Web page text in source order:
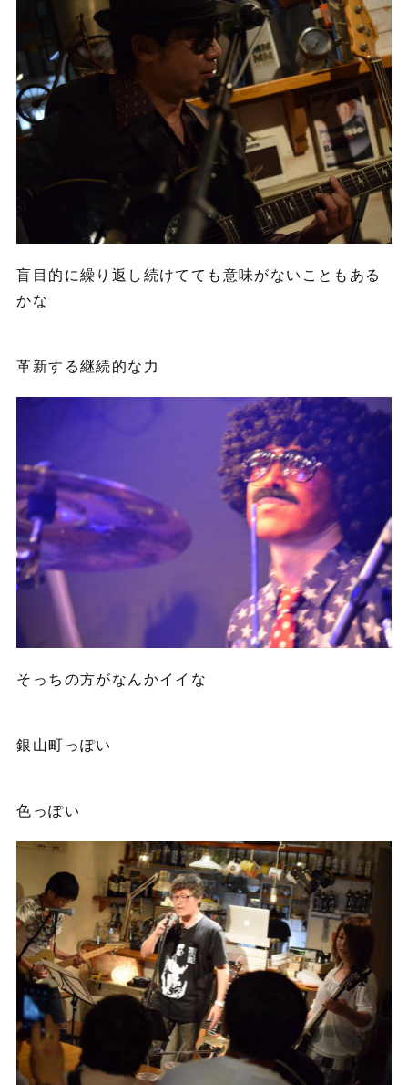
盲目的に繰り返し続けてても意味がないこともある
かな
革新する継続的な力
そっちの方がなんかイイな
銀山町っぽい
色っぽい